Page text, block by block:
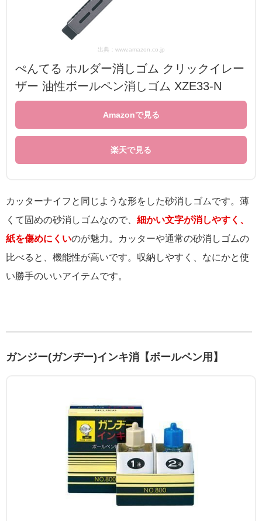
出典：www.amazon.co.jp
ぺんてる ホルダー消しゴム クリックイレー
ザー 油性ボールペン消しゴム XZE33-N
Amazonで見る
楽天で見る
カッターナイフと同じような形をした砂消しゴムです。薄
くて固めの砂消しゴムなので、 細かい文字が消しやすく、
紙を傷めにくいのが魅力。カッターや通常の砂消しゴムの
比べると、機能性が高いです。収納しやすく、なにかと使
い勝手のいいアイテムです。
ガンジー(ガンヂー)インキ消【ボールペン用】